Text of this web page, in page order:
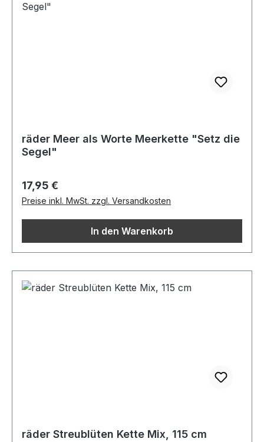
räder Meer als Worte Meerkette "Setz die
Segel"
Regulärer Preis:
17,95 €
Preise inkl. MwSt. zzgl. Versandkosten
In den Warenkorb
räder Streublüten Kette Mix, 115 cm